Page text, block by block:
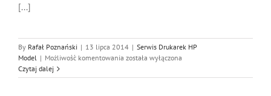
[...]
By Rafał Poznański | 13 lipca 2014 | Serwis Drukarek HP
Model | Możliwość komentowania Serwis
3920,
została wyłączona
Czytaj dalej